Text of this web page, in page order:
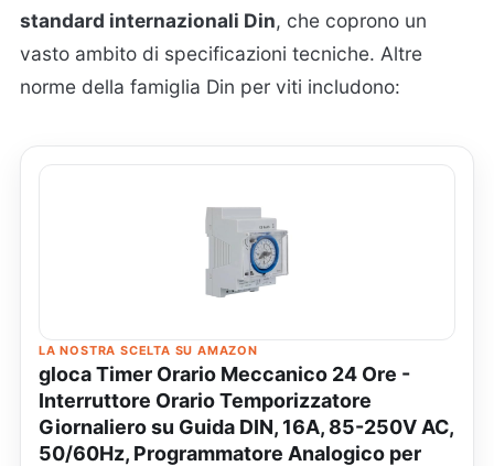
standard internazionali Din, che coprono un
vasto ambito di specificazioni tecniche. Altre
norme della famiglia Din per viti includono:
LA NOSTRA SCELTA SU AMAZON
gloca Timer Orario Meccanico 24 Ore -
Interruttore Orario Temporizzatore
Giornaliero su Guida DIN, 16A, 85-250V AC,
50/60Hz, Programmatore Analogico per